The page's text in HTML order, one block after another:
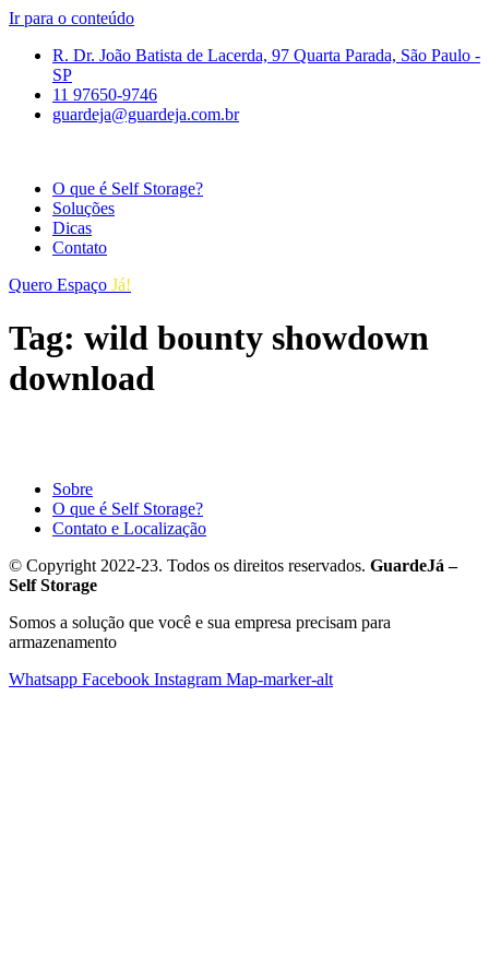
Ir para o conteúdo
R. Dr. João Batista de Lacerda, 97 Quarta Parada, São Paulo -
SP
11 97650-9746
guardeja@guardeja.com.br
O que é Self Storage?
Soluções
Dicas
Contato
Quero Espaço Já!
Tag: wild bounty showdown
download
Sobre
O que é Self Storage?
Contato e Localização
© Copyright 2022-23. Todos os direitos reservados. GuardeJá –
Self Storage
Somos a solução que você e sua empresa precisam para
armazenamento
Whatsapp Facebook Instagram Map-marker-alt